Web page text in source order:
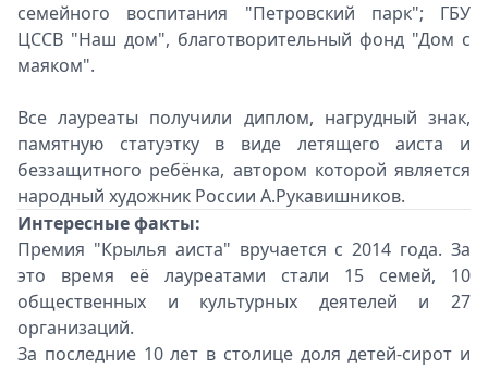
семейного воспитания "Петровский парк"; ГБУ
ЦССВ "Наш дом", благотворительный фонд "Дом с
маяком".
Все лауреаты получили диплом, нагрудный знак,
памятную статуэтку в виде летящего аиста и
беззащитного ребёнка, автором которой является
народный художник России А.Рукавишников.
Интересные факты:
Премия "Крылья аиста" вручается с 2014 года. За
это время её лауреатами стали 15 семей, 10
общественных и культурных деятелей и 27
организаций.
За последние 10 лет в столице доля детей-сирот и